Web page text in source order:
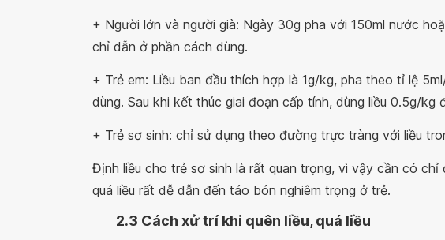
+ Người lớn và người già: Ngày 30g pha với 150ml nước
chỉ dẫn ở phần cách dùng.
+ Trẻ em: Liều ban đầu thích hợp là 1g/kg, pha theo tỉ lệ
dùng. Sau khi kết thúc giai đoạn cấp tính, dùng liều 0.5g/kg
+ Trẻ sơ sinh: chỉ sử dụng theo đường trực tràng với liều
Định liều cho trẻ sơ sinh là rất quan trọng, vì vậy cần có
quá liều rất dễ dẫn đến táo bón nghiêm trọng ở trẻ.
2.3 Cách xử trí khi quên liều, quá liều